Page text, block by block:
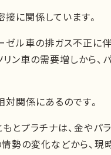
に関係しています。
ゼル車の排ガス不正に
ン車の需要増しから
関係にあるのです。
とプラチナは、金や
勢の変化などから、現